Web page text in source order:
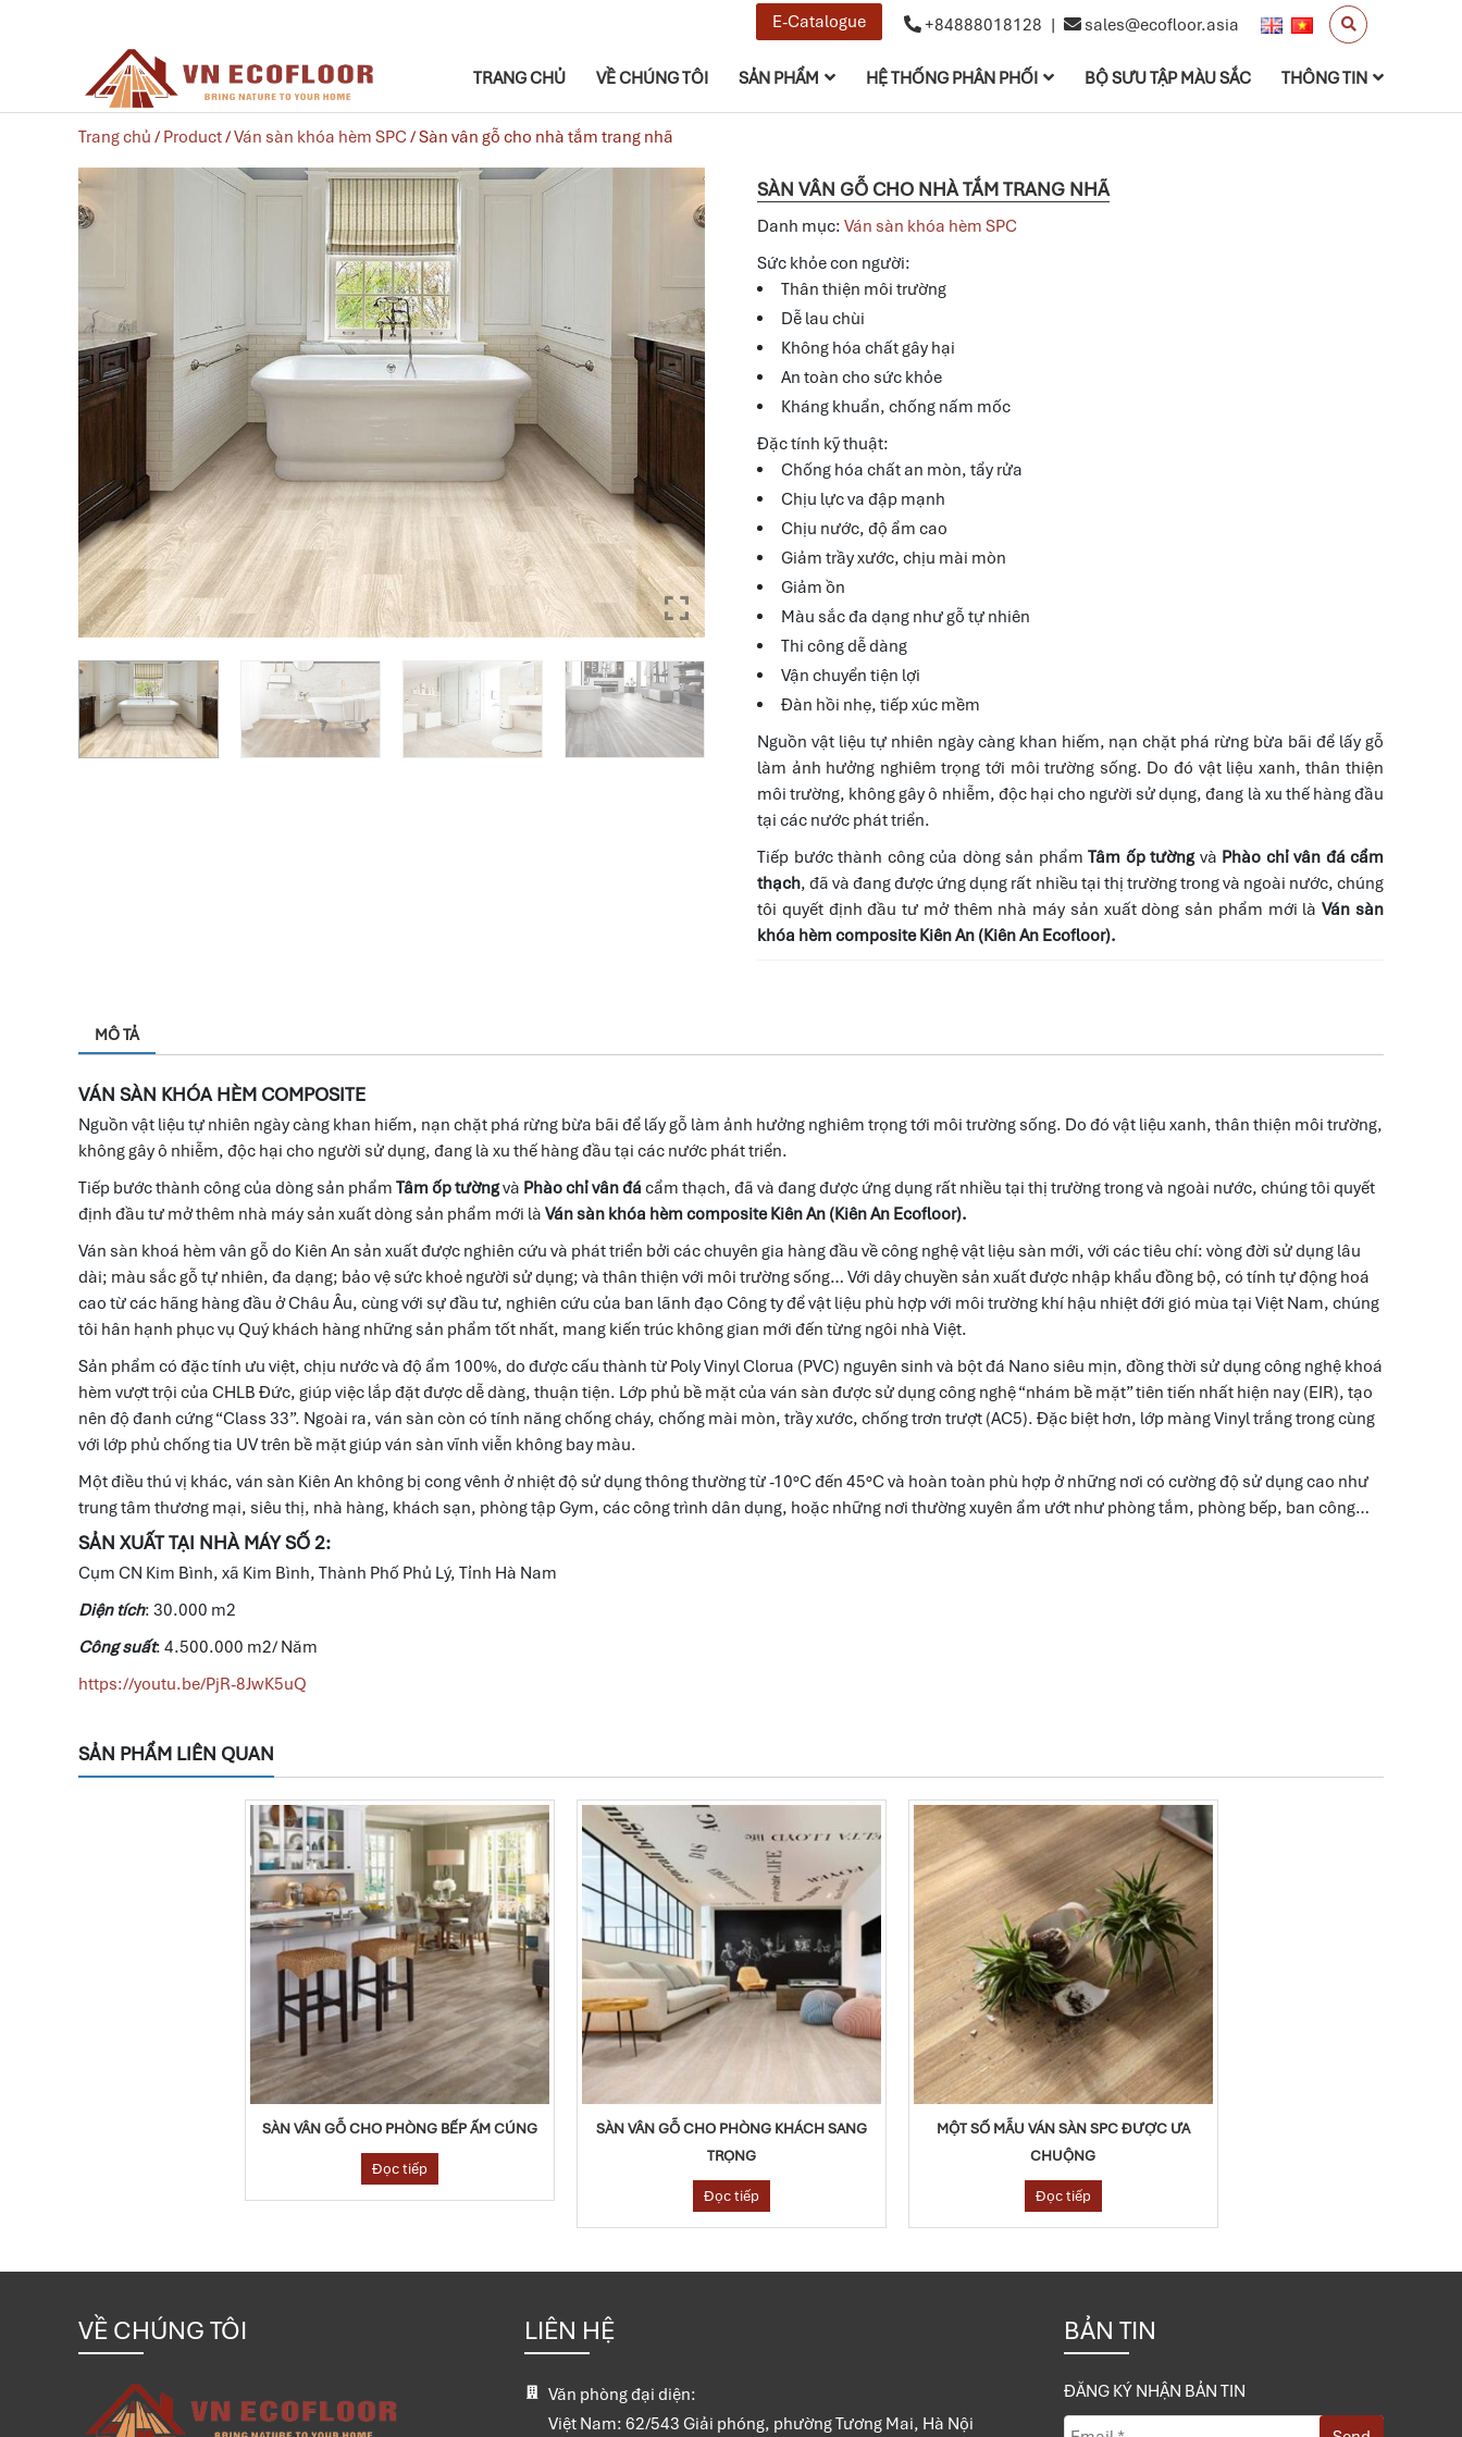
E-Catalogue +84888018128 | sales@ecofloor.asia
TRANG CHỦ VỀ CHÚNG TÔI SẢN PHẨM HỆ THỐNG PHÂN PHỐI BỘ SƯU TẬP MÀU SẮC THÔNG TIN
Trang chủ / Product/Ván sàn khóa hèm SPC/ Sàn vân gỗ cho nhà tắm trang nhã
SÀN VÂN GỖ CHO NHÀ TẮM TRANG NHÃ
Danh mục: Ván sàn khóa hèm SPC
Sức khỏe con người:
Thân thiện môi trường
Dễ lau chùi
Không hóa chất gây hại
An toàn cho sức khỏe
Kháng khuẩn, chống nấm mốc
Đặc tính kỹ thuật:
Chống hóa chất an mòn, tẩy rửa
Chịu lực va đập mạnh
Chịu nước, độ ẩm cao
Giảm trầy xước, chịu mài mòn
Giảm ồn
Màu sắc đa dạng như gỗ tự nhiên
Thi công dễ dàng
Vận chuyển tiện lợi
Đàn hồi nhẹ, tiếp xúc mềm
Nguồn vật liệu tự nhiên ngày càng khan hiếm, nạn chặt phá rừng bừa bãi để lấy gỗ
làm ảnh hưởng nghiêm trọng tới môi trường sống. Do đó vật liệu xanh, thân thiện
môi trường, không gây ô nhiễm, độc hại cho người sử dụng, đang là xu thế hàng đầu
tại các nước phát triển.
Tiếp bước thành công của dòng sản phẩm Tâm ốp tườngvà Phào chỉ vân đá cẩm
thạch, đã và đang được ứng dụng rất nhiều tại thị trường trong và ngoài nước, chúng
tôi quyết định đầu tư mở thêm nhà máy sản xuất dòng sản phẩm mới làVán sàn
khóa hèm composite Kiên An (Kiên An Ecofloor).
MÔ TẢ
VÁN SÀN KHÓA HÈM COMPOSITE
Nguồn vật liệu tự nhiên ngày càng khan hiếm, nạn chặt phá rừng bừa bãi để lấy gỗ làm ảnh hưởng nghiêm trọng tới môi trường sống. Do đó vật liệu xanh, thân thiện môi trường,
không gây ô nhiễm, độc hại cho người sử dụng, đang là xu thế hàng đầu tại các nước phát triển.
Tiếp bước thành công của dòng sản phẩm Tâm ốp tườngvà Phào chỉ vân đá cẩm thạch, đã và đang được ứng dụng rất nhiều tại thị trường trong và ngoài nước, chúng tôi quyết
định đầu tư mở thêm nhà máy sản xuất dòng sản phẩm mới là Ván sàn khóa hèm composite Kiên An (Kiên An Ecofloor).
Ván sàn khoá hèm vân gỗ do Kiên An sản xuất được nghiên cứu và phát triển bởi các chuyên gia hàng đầu về công nghệ vật liệu sàn mới, với các tiêu chí: vòng đời sử dụng lâu
dài; màu sắc gỗ tự nhiên, đa dạng; bảo vệ sức khoẻ người sử dụng; và thân thiện với môi trường sống… Với dây chuyền sản xuất được nhập khẩu đồng bộ, có tính tự động hoá
cao từ các hãng hàng đầu ở Châu Âu, cùng với sự đầu tư, nghiên cứu của ban lãnh đạo Công ty để vật liệu phù hợp với môi trường khí hậu nhiệt đới gió mùa tại Việt Nam, chúng
tôi hân hạnh phục vụ Quý khách hàng những sản phẩm tốt nhất, mang kiến trúc không gian mới đến từng ngôi nhà Việt.
Sản phẩm có đặc tính ưu việt, chịu nước và độ ẩm 100%, do được cấu thành từ Poly Vinyl Clorua (PVC) nguyên sinh và bột đá Nano siêu mịn, đồng thời sử dụng công nghệ khoá
hèm vượt trội của CHLB Đức, giúp việc lắp đặt được dễ dàng, thuận tiện. Lớp phủ bề mặt của ván sàn được sử dụng công nghệ “nhám bề mặt” tiên tiến nhất hiện nay (EIR), tạo
nên độ đanh cứng “Class 33”. Ngoài ra, ván sàn còn có tính năng chống cháy, chống mài mòn, trầy xước, chống trơn trượt (AC5). Đặc biệt hơn, lớp màng Vinyl trắng trong cùng
với lớp phủ chống tia UV trên bề mặt giúp ván sàn vĩnh viễn không bay màu.
Một điều thú vị khác, ván sàn Kiên An không bị cong vênh ở nhiệt độ sử dụng thông thường từ -10°C đến 45°C và hoàn toàn phù hợp ở những nơi có cường độ sử dụng cao như
trung tâm thương mại, siêu thị, nhà hàng, khách sạn, phòng tập Gym, các công trình dân dụng, hoặc những nơi thường xuyên ẩm ướt như phòng tắm, phòng bếp, ban công…
SẢN XUẤT TẠI NHÀ MÁY SỐ 2:
Cụm CN Kim Bình, xã Kim Bình, Thành Phố Phủ Lý, Tỉnh Hà Nam
Diện tích: 30.000 m2
Công suất: 4.500.000 m2/ Năm
https://youtu.be/PjR-8JwK5uQ
SẢN PHẨM LIÊN QUAN
SÀN VÂN GỖ CHO PHÒNG BẾP ẤM CÚNG
Đọc tiếp
SÀN VÂN GỖ CHO PHÒNG KHÁCH SANG
TRỌNG
Đọc tiếp
MỘT SỐ MẪU VÁN SÀN SPC ĐƯỢC ƯA
CHUỘNG
Đọc tiếp
VỀ CHÚNG TÔI LIÊN HỆ
Văn phòng đại diện:
Việt Nam: 62/543 Giải phóng, phường Tương Mai, Hà Nội
BẢN TIN
ĐĂNG KÝ NHẬN BẢN TIN